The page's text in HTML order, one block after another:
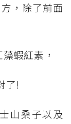
，除了前面
蝦紅素，
了!
山桑子以及